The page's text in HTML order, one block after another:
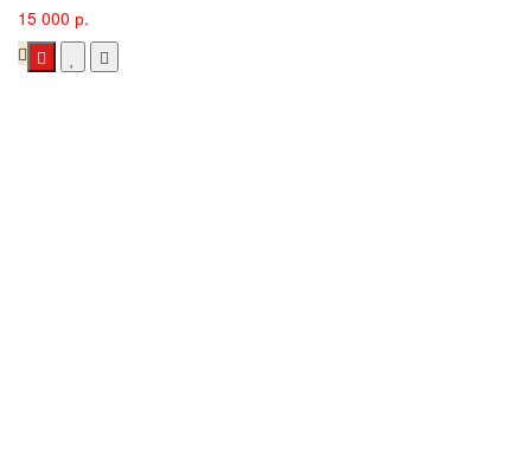
15 000 р.